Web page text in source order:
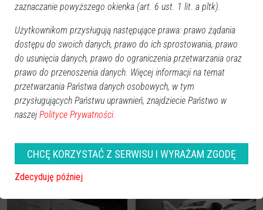
Zobacz również
Trafią też do Ostrołęki
[ZDJĘCIA]
poszukiwanego listem
gończym
zaznaczanie powyższego okienka (art. 6 ust. 1 lit. a pltk).
Użytkownikom przysługują następujące prawa: prawo żądania
dostępu do swoich danych, prawo do ich sprostowania, prawo
do usunięcia danych, prawo do ograniczenia przetwarzania oraz
prawo do przenoszenia danych. Więcej informacji na temat
przetwarzania Państwa danych osobowych, w tym
przysługujących Państwu uprawnień, znajdziecie Państwo w
naszej Polityce Prywatności.
CHCĘ KORZYSTAĆ Z SERWISU I WYRAŻAM ZGODĘ
Zdecyduję później